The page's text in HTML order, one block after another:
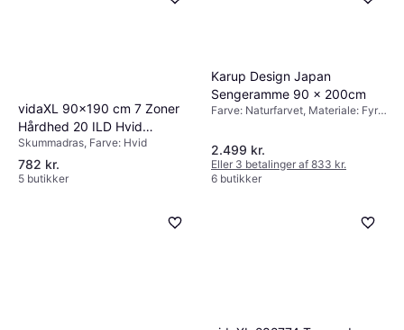
vidaXL 90x190 cm 7 Zoner
Hårdhed 20 ILD Hvid
Skummadras
Skummadras, Farve: Hvid
782 kr.
5 butikker
Karup Design Japan
Sengeramme 90 x 200cm
Farve: Naturfarvet, Materiale: Fyr,
2.499 kr.
Eller 3 betalinger af 833 kr.
6 butikker